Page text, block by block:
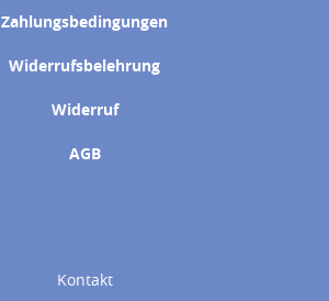
Zahlungsbedingungen
Widerrufsbelehrung
Widerruf
AGB
Kontakt